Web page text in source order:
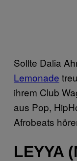
Sollte Dalia
Lemonade
ihrem Club
aus Pop,
Afrobeats
LEYYA